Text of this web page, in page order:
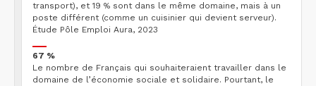
transport), et 19 % sont dans le même domaine, mais à un
poste différent (comme un cuisinier qui devient serveur).
Étude Pôle Emploi Aura, 2023
67 %
Le nombre de Français qui souhaiteraient travailler dans le
domaine de l’économie sociale et solidaire. Pourtant, le